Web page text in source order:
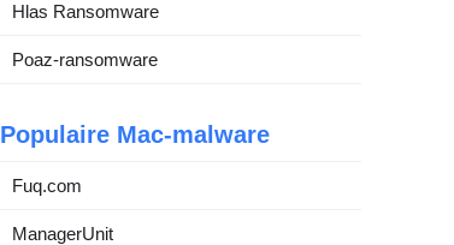
Hlas Ransomware
Poaz-ransomware
Populaire Mac-malware
Fuq.com
ManagerUnit